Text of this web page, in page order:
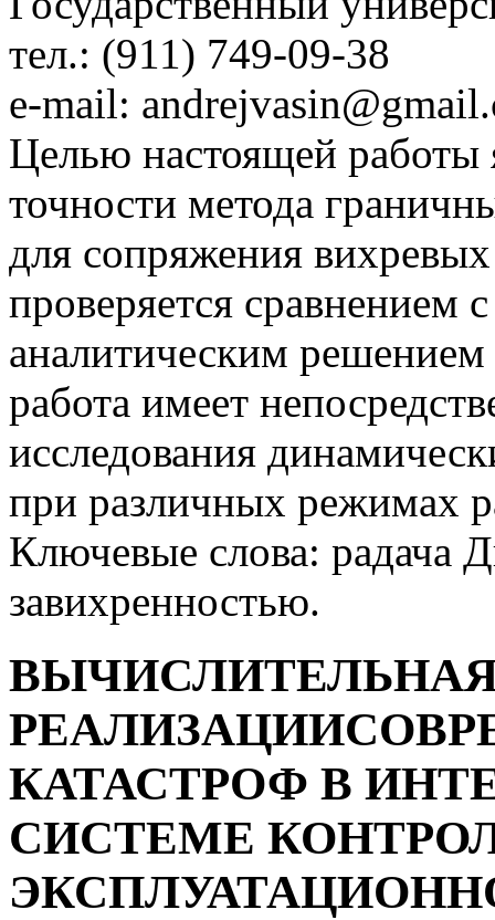
тел.: (911) 749-09-38
e-mail:
Целью настоящей работы
точности метода
для сопряжения
проверяется сравнением
аналитическим
работа имеет
исследования
при различных режимах
Ключевые слова: pадача
завихренностью.
КАТАСТРОФ В
СИСТЕМЕ